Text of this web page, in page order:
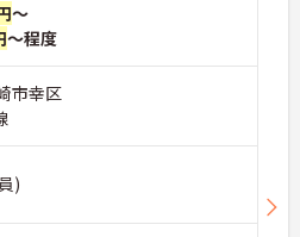
のミーティングを実
ォローし合える体制
務に取り組むことが
確かな収入アップが
～
～程度
市幸区
)